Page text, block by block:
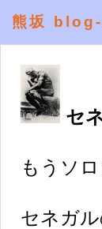
熊坂 blog-
セ
もうソ
セネガル